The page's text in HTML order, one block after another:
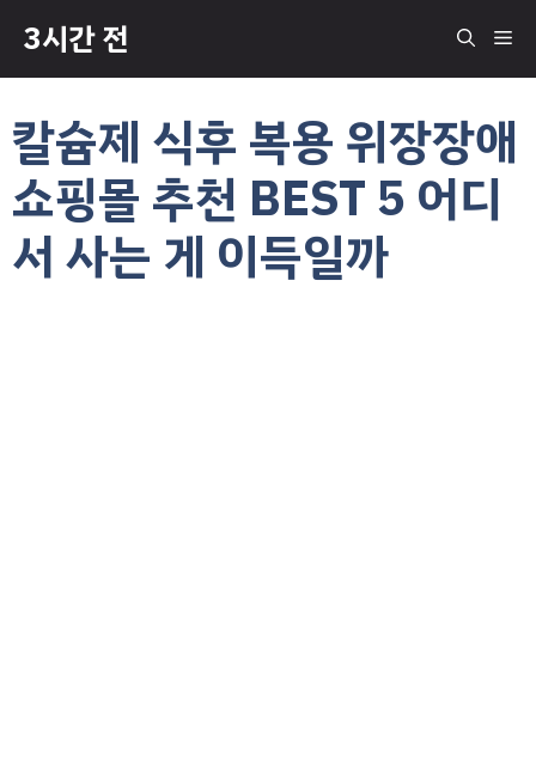
츠
건
뛰
기
3시간 전 메
뉴
칼슘제 식후 복용 위장장애
쇼핑몰 추천 BEST 5 어디
서 사는 게 이득일까